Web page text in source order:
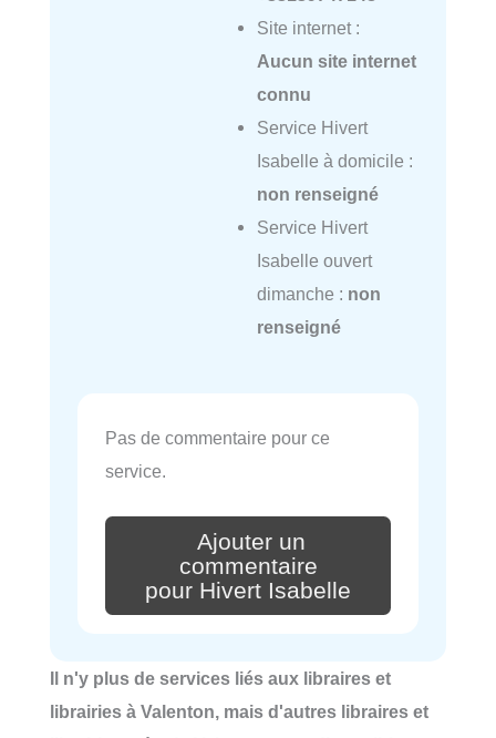
Site internet :
Aucun site internet
connu
Service Hivert
Isabelle à domicile :
non renseigné
Service Hivert
Isabelle ouvert
dimanche : non
renseigné
Pas de commentaire pour ce
service.
Ajouter un
commentaire
pour Hivert Isabelle
Il n'y plus de services liés aux libraires et
librairies à Valenton, mais d'autres libraires et